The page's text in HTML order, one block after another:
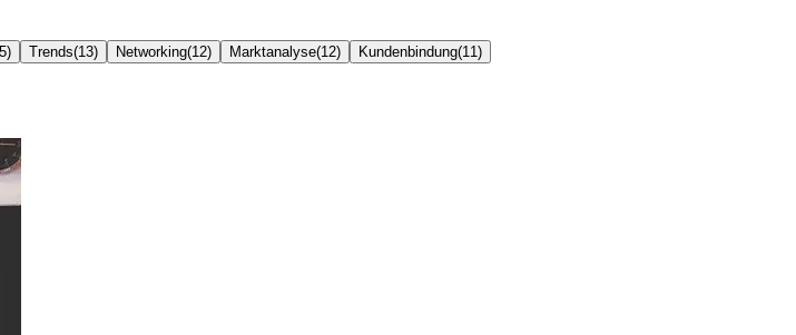
) Trends(13) Networking(12) Marktanalyse(12) Kundenbindung(11 )